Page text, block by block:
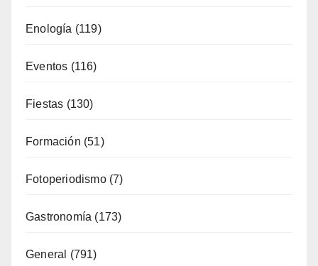
Costa(51)
Cultura(335)
Deporte (65)
Enología(119)
Eventos(116)
Fiestas(130)
Formación(51)